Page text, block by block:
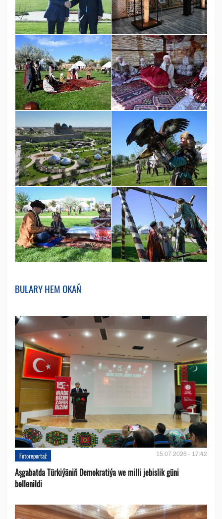
BULARY HEM OKAŇ
Fotoreportaž 15.07.2026 - 17:42
Aşgabatda Türkiýäniň Demokratiýa we milli jebislik güni
bellenildi